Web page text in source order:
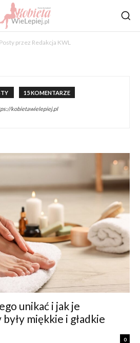
Posty przez Redakcja KWL
15 KOMENTARZE
kobietawielepiej.pl
unikać i jak je
miękkie i gładkie
0